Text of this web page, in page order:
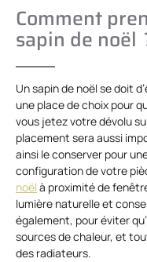
Comment
sapin de noël
Un sapin de noël se doit
une place de choix pour
vous jetez votre dévolu
placement sera aussi
ainsi le conserver pour
configuration de votre
noël à proximité de
lumière naturelle et
également, pour éviter
sources de chaleur, et
des radiateurs.